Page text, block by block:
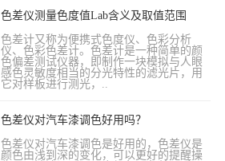
色差仪测量色度值Lab含义及取值范围
色差计又称为便携式色度仪、色彩分析
仪、色彩色差计。色差计是一种简单的颜
色偏差测试仪器，即制作一块模拟与人眼
感色灵敏度相当的分光特性的滤光片，用
它对样板进行测光，..
色差仪对汽车漆调色好用吗？
色差仪对汽车漆调色是好用的，色差仪是
颜色由浅到深的变化，可以更好的提醒操